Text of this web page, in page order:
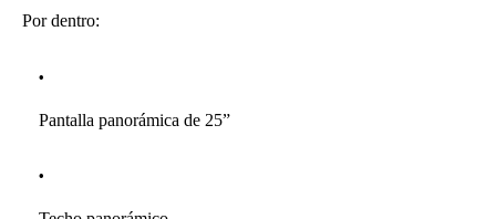
Por dentro:
Pantalla panorámica de 25”